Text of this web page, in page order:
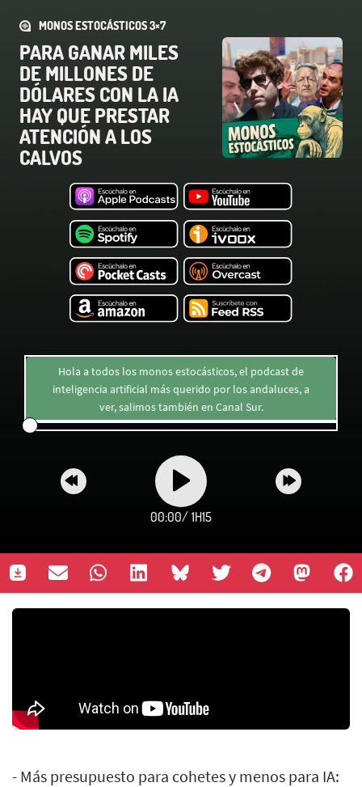
MONOS ESTOCÁSTICOS 3×7
PARA GANAR MILES
DE MILLONES DE
DÓLARES CON LA IA
HAY QUE PRESTAR
ATENCIÓN A LOS
CALVOS
Hola a todos los monos estocásticos, el podcast de
inteligencia artificial más querido por los andaluces, a
ver, salimos también en Canal Sur.
00:00/ 1H15
- Más presupuesto para cohetes y menos para IA: